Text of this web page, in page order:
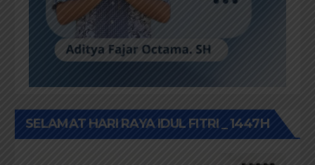
SELAMAT HARI RAYA IDUL FITRI _ 1447H